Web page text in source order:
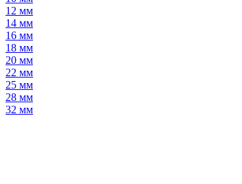
12 мм
14 мм
16 мм
18 мм
20 мм
22 мм
25 мм
28 мм
32 мм